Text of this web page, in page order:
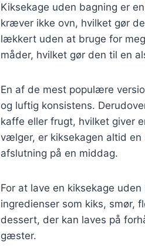
Kiksekage uden bagning er
kræver ikke ovn, hvilket gør
lækkert uden at bruge for
måder, hvilket gør den til en
En af de mest populære
og luftig konsistens.
kaffe eller frugt, hvilket giver
vælger, er kiksekagen altid en
afslutning på en middag.
For at lave en kiksekage
ingredienser som kiks, smør,
dessert, der kan laves på
gæster.